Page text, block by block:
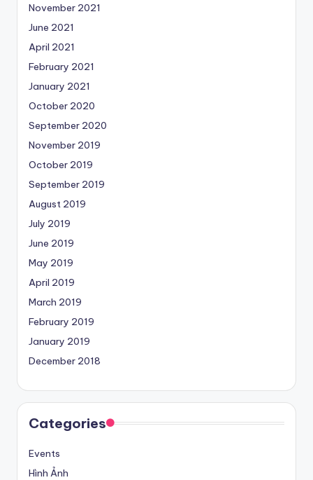
November 2021
June 2021
April 2021
February 2021
January 2021
October 2020
September 2020
November 2019
October 2019
September 2019
August 2019
July 2019
June 2019
May 2019
April 2019
March 2019
February 2019
January 2019
December 2018
Categories
Events
Hình Ảnh